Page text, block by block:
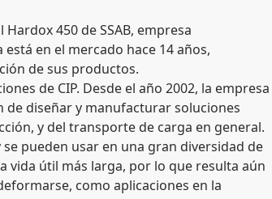
450 de SSAB, empresa
en el mercado hace 14 años,
de sus productos.
de CIP. Desde el año 2002, la empresa
de diseñar y manufacturar soluciones
y del transporte de carga en general.
pueden usar en una gran diversidad de
vida útil más larga, por lo que resulta aún
como aplicaciones en la